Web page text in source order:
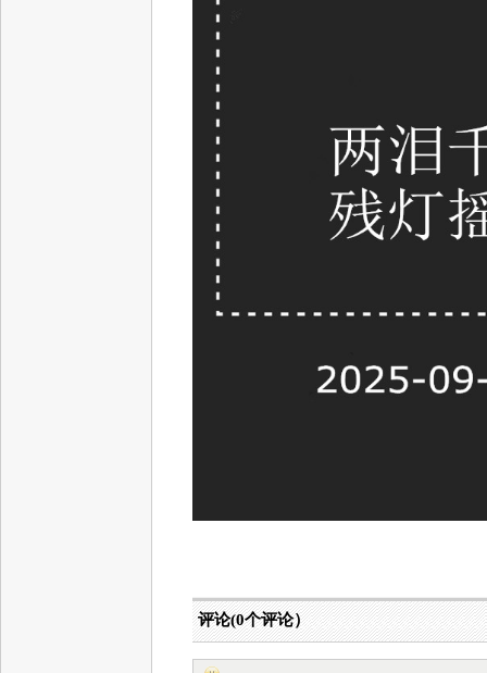
评论(0个评论）